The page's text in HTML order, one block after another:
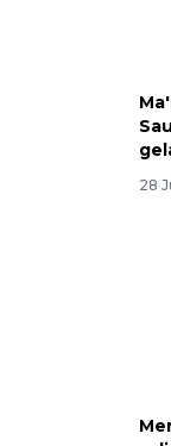
28